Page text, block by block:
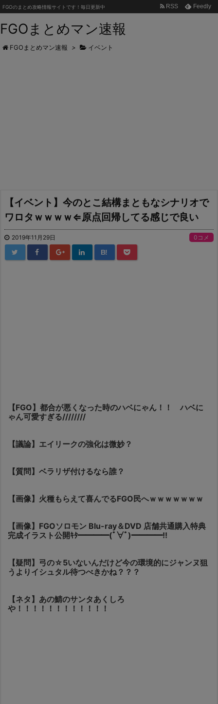
FGOまとめマン速報
FGOのまとめ攻略情報サイトです！毎日更新中 RSS Feedly
FGOまとめマン速報 > イベント
【イベント】今のとこ結構まともなシナリオで
ワロタｗｗｗｗ⇐原点回帰してる感じで良い
2019年11月29日 0コメ
B!
【FGO】都合が悪くなった時のハベにゃん！！ ハベに
ゃん可愛すぎる////////
【議論】エイリークの強化は微妙？
【質問】ベラリザ付けるなら誰？
【画像】火種もらえて喜んでるFGO民へｗｗｗｗｗｗｗ
【画像】FGOソロモン Blu-ray＆DVD 店舗共通購入特典
完成イラスト公開ｷﾀ━━━━(ﾟ∀ﾟ)━━━━!!
【疑問】弓の☆5いないんだけど今の環境的にジャンヌ狙
うよりイシュタル待つべきかね？？？
【ネタ】あの鯖のサンタあくしろ
や！！！！！！！！！！！！